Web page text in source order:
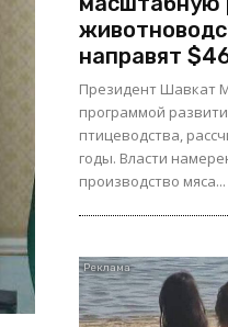
направят
Президент Шавкат
программой
птицеводства,
годы. Власти
производство мяса...